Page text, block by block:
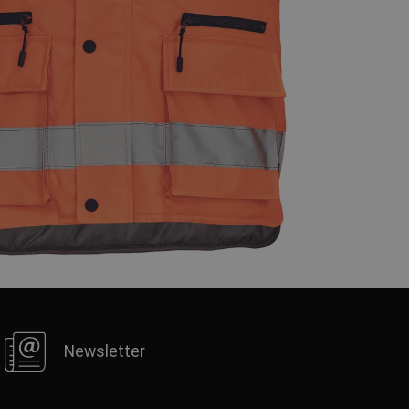
Newsletter